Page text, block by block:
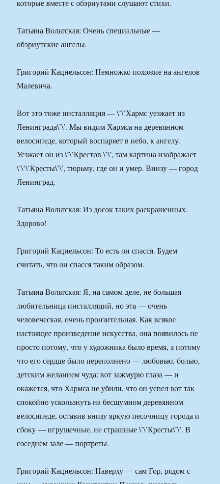
которые вместе с обэриутами слушают стихи.
Татьяна Вольтская: Очень специальные —
обэриутские ангелы.
Григорий Кацнельсон: Немножко похожие на ангелов
Малевича.
Вот это тоже инсталляция — \’\’Хармс уезжает из
Ленинграда\’\’. Мы видим Хармса на деревянном
велосипеде, который воспаряет в небо, к ангелу.
Уезжает он из \’\’Крестов \’\’, там картина изображает
\’\’\’Кресты\’\’, тюрьму, где он и умер. Внизу — город
Ленинград.
Татьяна Вольтская: Из досок таких раскрашенных.
Здорово!
Григорий Кацнельсон: То есть он спасся. Будем
считать, что он спасся таким образом.
Татьяна Вольтская: Я, на самом деле, не большая
любительница инсталляций, но эта — очень
человеческая, очень пронзительная. Как всякое
настоящее произведение искусства, она появилось не
просто потому, что у художника было время, а потому
что его сердце было переполнено — любовью, болью,
детским желанием чуда: вот зажмурю глаза — и
окажется, что Хармса не убили, что он успел вот так
спокойно ускользнуть на бесшумном деревянном
велосипеде, оставив внизу яркую песочницу города и
сбоку — игрушечные, не страшные \’\’Кресты\’\’. В
соседнем зале — портреты.
Григорий Кацнельсон: Наверху — сам Гор, рядом с